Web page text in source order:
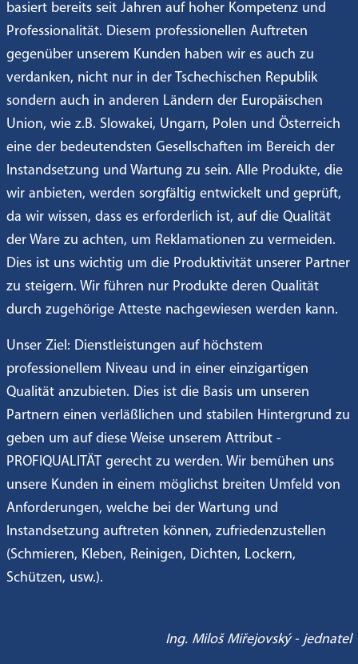
basiert bereits seit Jahren auf hoher Kompetenz und
Professionalität. Diesem professionellen Auftreten
gegenüber unserem Kunden haben wir es auch zu
verdanken, nicht nur in der Tschechischen Republik
sondern auch in anderen Ländern der Europäischen
Union, wie z.B. Slowakei, Ungarn, Polen und Österreich
eine der bedeutendsten Gesellschaften im Bereich der
Instandsetzung und Wartung zu sein. Alle Produkte, die
wir anbieten, werden sorgfältig entwickelt und geprüft,
da wir wissen, dass es erforderlich ist, auf die Qualität
der Ware zu achten, um Reklamationen zu vermeiden.
Dies ist uns wichtig um die Produktivität unserer Partner
zu steigern. Wir führen nur Produkte deren Qualität
durch zugehörige Atteste nachgewiesen werden kann.
Unser Ziel: Dienstleistungen auf höchstem
professionellem Niveau und in einer einzigartigen
Qualität anzubieten. Dies ist die Basis um unseren
Partnern einen verläßlichen und stabilen Hintergrund zu
geben um auf diese Weise unserem Attribut -
PROFIQUALITÄT gerecht zu werden. Wir bemühen uns
unsere Kunden in einem möglichst breiten Umfeld von
Anforderungen, welche bei der Wartung und
Instandsetzung auftreten können, zufriedenzustellen
(Schmieren, Kleben, Reinigen, Dichten, Lockern,
Schützen, usw.).
Ing. Miloš Miřejovský - jednatel